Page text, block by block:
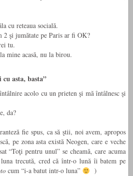
cu reteaua socială.
2 şi jumătate pe Paris ar fi OK?
tu.
mine acasă, nu la birou.
cu asta, basta”
acolo cu un prieten şi mă întâlnesc şi
da?
fie spus, ca să ştii, noi avem, apropos
pe zona asta există Neogen, care e veche
“Toţi pentru unul” se cheamă, care acuma
trecută, cred că într-o lună îi batem pe
cum “i-a batut intr-o luna”
)